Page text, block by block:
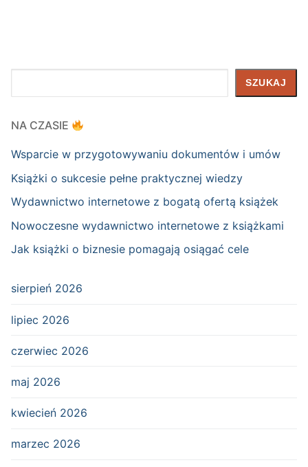
SZUKAJ
NA CZASIE
Wsparcie w przygotowywaniu dokumentów i umów
Książki o sukcesie pełne praktycznej wiedzy
Wydawnictwo internetowe z bogatą ofertą książek
Nowoczesne wydawnictwo internetowe z książkami
Jak książki o biznesie pomagają osiągać cele
sierpień 2026
lipiec 2026
czerwiec 2026
maj 2026
kwiecień 2026
marzec 2026